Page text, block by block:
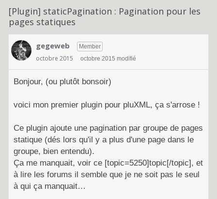
n
u
Discussions
Activité
[Plugin] staticPagination : Pagination pour les
pages statiques
gegeweb Member
octobre 2015 octobre 2015 modifié
Bonjour, (ou plutôt bonsoir)
voici mon premier plugin pour pluXML, ça s'arrose !
Ce plugin ajoute une pagination par groupe de pages
statique (dés lors qu'il y a plus d'une page dans le
groupe, bien entendu).
Ça me manquait, voir ce [topic=5250]topic[/topic], et
à lire les forums il semble que je ne soit pas le seul
à qui ça manquait…